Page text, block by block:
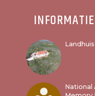
INFORMATIE
National